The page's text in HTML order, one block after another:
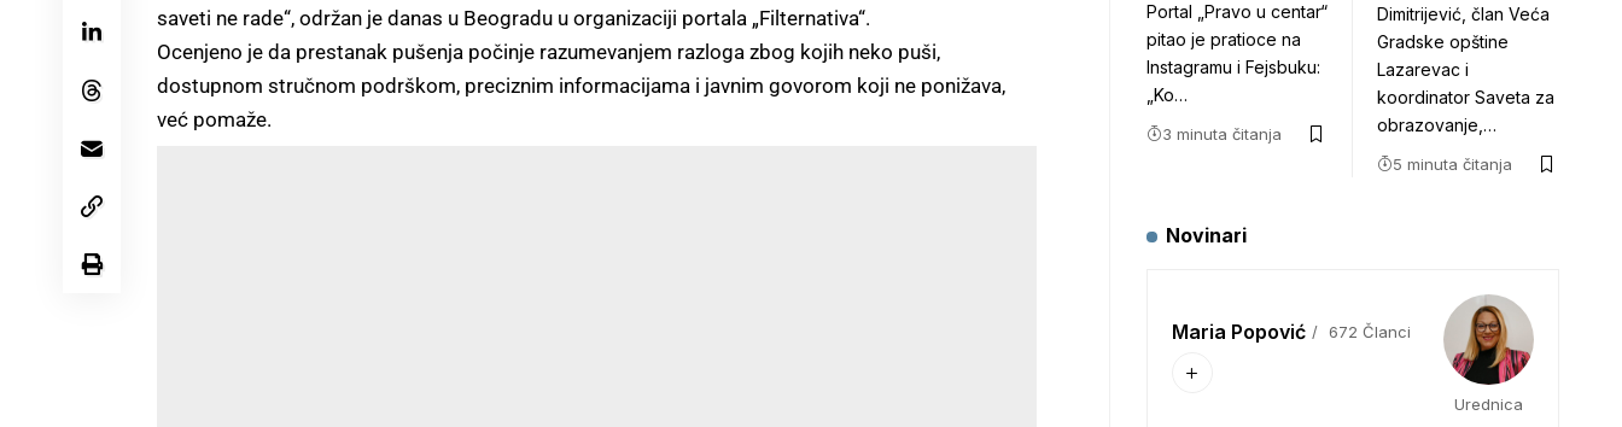
saveti ne rade“, održan je danas u Beogradu u organizaciji portala „Filternativa“.
Ocenjeno je da prestanak pušenja počinje razumevanjem razloga zbog kojih neko puši,
dostupnom stručnom podrškom, preciznim informacijama i javnim govorom koji ne ponižava,
već pomaže.
Portal „Pravo u centar“
pitao je pratioce na
Instagramu i Fejsbuku:
„Ko…
3 minuta čitanja
Dimitrijević, član Veća
Gradske opštine
Lazarevac i
koordinator Saveta za
obrazovanje,…
5 minuta čitanja
Novinari
Maria Popović 672 Članci
Urednica